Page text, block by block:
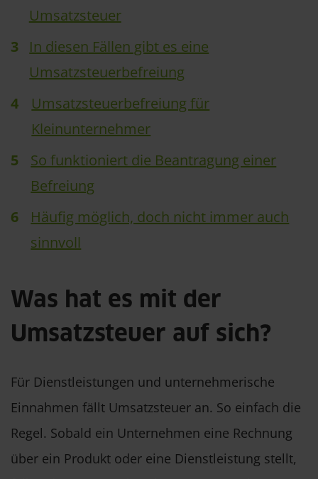
Umsatzsteuer
In diesen Fällen gibt es eine
Umsatzsteuerbefreiung
Umsatzsteuerbefreiung für
Kleinunternehmer
So funktioniert die Beantragung einer
Befreiung
Häufig möglich, doch nicht immer auch
sinnvoll
Was hat es mit der
Umsatzsteuer auf sich?
Für Dienstleistungen und unternehmerische
Einnahmen fällt Umsatzsteuer an. So einfach die
Regel. Sobald ein Unternehmen eine Rechnung
über ein Produkt oder eine Dienstleistung stellt,